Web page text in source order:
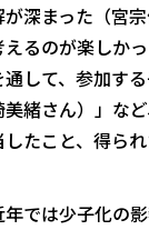
深まった（宮
るのが楽しか
して、参加す
緒さん）」な
たこと、得ら
では少子化の